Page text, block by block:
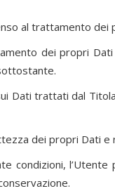
al trattamento
dei propri
Dati trattati dal
dei propri Dati e
condizioni,